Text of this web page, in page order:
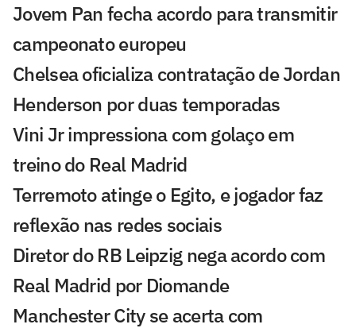
Jovem Pan fecha acordo para transmitir
campeonato europeu
Chelsea oficializa contratação de Jordan
Henderson por duas temporadas
Vini Jr impressiona com golaço em
treino do Real Madrid
Terremoto atinge o Egito, e jogador faz
reflexão nas redes sociais
Diretor do RB Leipzig nega acordo com
Real Madrid por Diomande
Manchester City se acerta com